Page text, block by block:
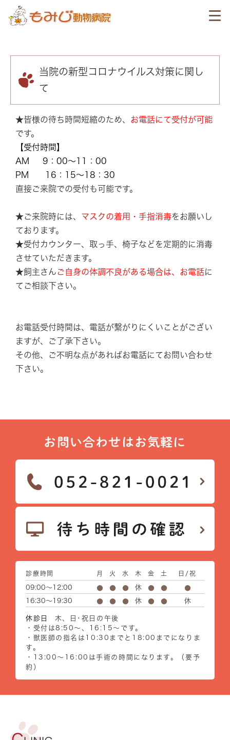
当院の新型コロナウイルス対策に関し
て
★皆様の待ち時間短縮のため、 お電話にて受付が可能
です。
【受付時間】
AM 9：00～11：00
PM 16：15～18：30
直接ご来院での受付も可能です。
★ご来院時には、 マスクの着用・手指消毒をお願いし
ております。
★受付カウンター、取っ手、椅子などを定期的に消毒
させていただきます。
★飼主さんご自身の体調不良がある場合は、お電話に
てご相談下さい。
お電話受付時間は、 電話が繋がりにくい ことがござい
ますが、ご了承下さい。
その他、ご不明な点があればお電話にてお問い合わせ
下さい。
お問い合わせはお気軽に
診療時間 月 火 水 木 金 土 日/祝
09:00～12:00 ● ● ● 休 ● ●
●
16:30～19:30
● ● ● 休 ● ● 休
休診日
木、日･祝日の午後
・受付は8:50～、16:15～です。
・獣医師の指名は10:30までと18:00までになりま
す。
・13:00～16:00は手術の時間になります。（要予
約）